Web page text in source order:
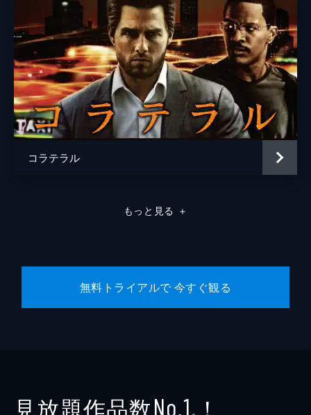
コラテラル
もっと見る ＋
無料トライアルで 今すぐ観る
見放題作品数No.1 ！